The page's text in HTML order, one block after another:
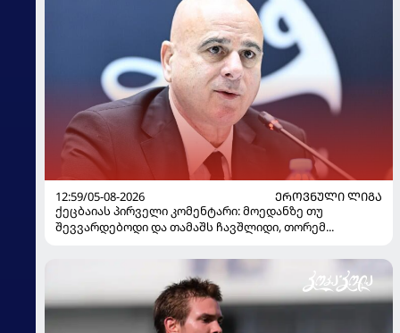
12:59/05-08-2026
ᲔᲠᲝᲕᲜᲣᲚᲘ ᲚᲘᲒᲐ
ქეცბაიას პირველი კომენტარი: მოედანზე თუ
შევვარდებოდი და თამაშს ჩავშლიდი, თორემ...